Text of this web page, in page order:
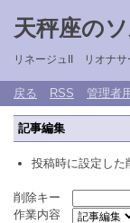
天秤座の
リネージュII リオナサ
戻る RSS 管理者
記事編集
投稿時に設定した
削除キー
作業内容